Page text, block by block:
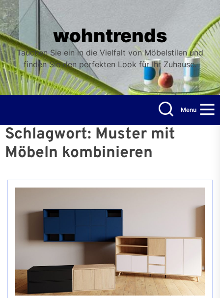
Skip
to
the
content
wohntrends
Tauchen Sie ein in die Vielfalt von Möbelstilen und
finden Sie den perfekten Look für Ihr Zuhause.
Menu
Schlagwort: Muster mit
Möbeln kombinieren